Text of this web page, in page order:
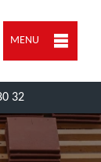
MENU
32